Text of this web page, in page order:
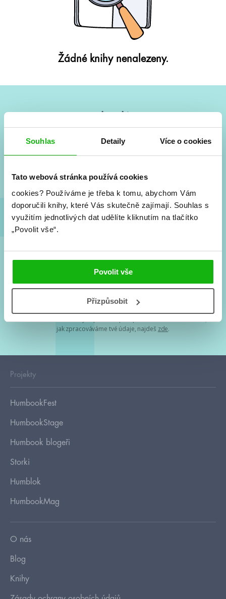
Souhlas Detaily Více o cookies
Tato webová stránka používá cookies
cookies? Používáme je třeba k tomu, abychom Vám
doporučili knihy, které Vás skutečně zajímají. Souhlas s
využitím jednotlivých dat udělíte kliknutím na tlačítko
„Povolit vše“.
Povolit vše
Přizpůsobit
Žádné knihy nenalezeny.
Vše kolem #youngadult každý měsíc rovnou do mailu!
a seriálové adaptace a další.
Souhlasím spodmínkami zpracování osobních údajů
Tvá e-mailová adresa je u nás v bezpečí. Přečti si
jak zpracováváme tvé údaje, najdeš zde.
Projekty
HumbookFest
HumbookStage
Humbook blogeři
Storki
Humblok
HumbookMag
O nás
Blog
Knihy